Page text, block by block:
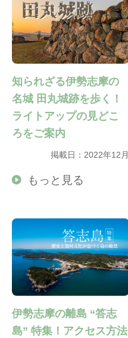
知られざる伊勢志摩の
名城 田丸城跡を歩く！
ライトアップの見どこ
ろをご案内
掲載日：2022年12月
もっと見る
伊勢志摩の離島 “答志
島” 特集！アクセス方法